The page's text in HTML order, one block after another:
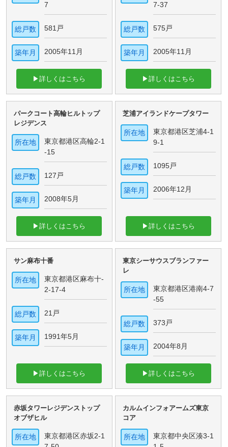
7
総戸数 581戸
築年月 2005年11月
▶詳しくはこちら
7-37
総戸数 575戸
築年月 2005年11月
▶詳しくはこちら
パークコート高輪ヒルトップ
レジデンス
所在地
東京都港区高輪2-1
-15
総戸数 127戸
築年月 2008年5月
▶詳しくはこちら
芝浦アイランドケープタワー
所在地
東京都港区芝浦4-1
9-1
総戸数 1095戸
築年月 2006年12月
▶詳しくはこちら
サン麻布十番
所在地
東京都港区麻布十-
2-17-4
総戸数 21戸
築年月 1991年5月
▶詳しくはこちら
東京シーサウスブランファー
レ
所在地
東京都港区港南4-7
-55
総戸数 373戸
築年月 2004年8月
▶詳しくはこちら
赤坂タワーレジデンストップ
オブザヒル
所在地
東京都港区赤坂2-1
カルムインフォアームズ東京
コア
所在地
東京都中央区湊3-1